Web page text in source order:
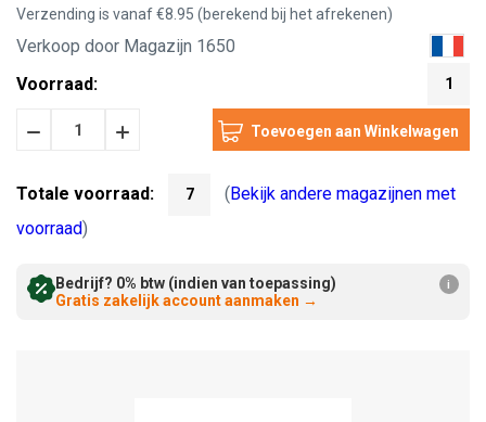
Verzending is vanaf €8.95 (berekend bij het afrekenen)
Verkoop door Magazijn 1650
Voorraad:
1
HoeveelheidHoeveelheid
Totale voorraad: 7 ( Bekijk andere magazijnen met
voorraad)
Bedrijf? 0% btw (indien van toepassing)
Gratis zakelijk account aanmaken →
i